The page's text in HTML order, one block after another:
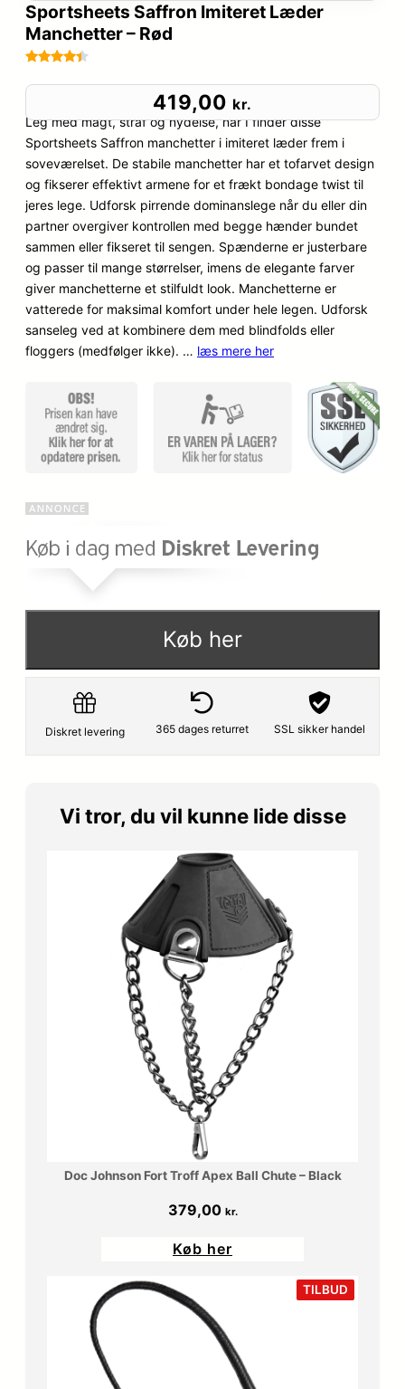
Sportsheets Saffron Imiteret Læder
Manchetter – Rød
som
baseret
på
kundebedø
mmelser
419,00 kr.
Leg med magt, straf og nydelse, når I finder disse
Sportsheets Saffron manchetter i imiteret læder frem i
soveværelset. De stabile manchetter har et tofarvet design
og fikserer effektivt armene for et frækt bondage twist til
jeres lege. Udforsk pirrende dominanslege når du eller din
partner overgiver kontrollen med begge hænder bundet
sammen eller fikseret til sengen. Spænderne er justerbare
og passer til mange størrelser, imens de elegante farver
giver manchetterne et stilfuldt look. Manchetterne er
vatterede for maksimal komfort under hele legen. Udforsk
sanseleg ved at kombinere dem med blindfolds eller
floggers (medfølger ikke). … læs mere her
Køb her
Diskret levering 365 dages returret SSL sikker handel
Vi tror, du vil kunne lide disse
Doc Johnson Fort Troff Apex Ball Chute – Black
379,00 kr.
Køb her
TILBUD
PÅ